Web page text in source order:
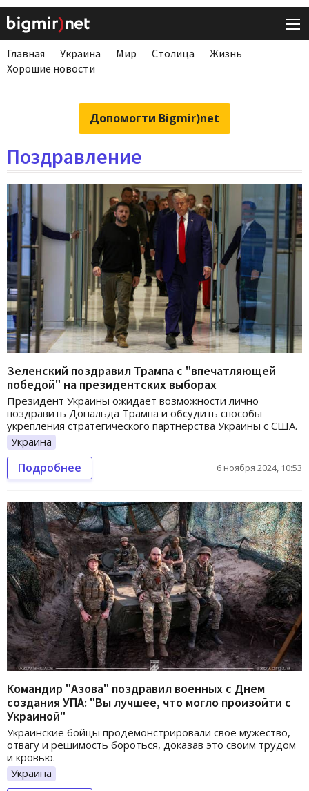
Главная Украина Мир Столица
Жизнь
Хорошие новости
Допомогти Bigmir)net
Поздравление
Зеленский поздравил Трампа с "впечатляющей
победой" на президентских выборах
Президент Украины ожидает возможности лично
поздравить Дональда Трампа и обсудить способы
укрепления стратегического партнерства Украины с США.
Украина
Подробнее 6 ноября 2024, 10:53
Командир "Азова" поздравил военных с Днем
создания УПА: "Вы лучшее, что могло произойти с
Украиной"
Украинские бойцы продемонстрировали свое мужество,
отвагу и решимость бороться, доказав это своим трудом
и кровью.
Украина